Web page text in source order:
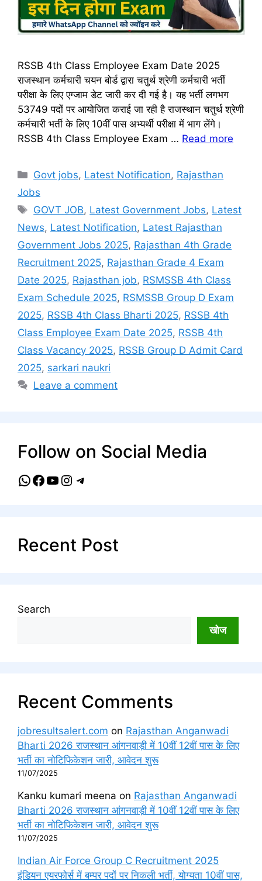
RSSB 4th Class Employee Exam Date 2025
राजस्थान कर्मचारी चयन बोर्ड द्वारा चतुर्थ श्रेणी कर्मचारी भर्ती
परीक्षा के लिए एग्जाम डेट जारी कर दी गई है। यह भर्ती लगभग
53749 पदों पर आयोजित कराई जा रही है राजस्थान चतुर्थ श्रेणी
कर्मचारी भर्ती के लिए 10वीं पास अभ्यर्थी परीक्षा में भाग लेंगे।
RSSB 4th Class Employee Exam … Read more
Categories
Govt jobs, Latest Notification, Rajasthan
Jobs
Tags
GOVT JOB, Latest Government Jobs, Latest
News, Latest Notification, Latest Rajasthan
Government Jobs 2025, Rajasthan 4th Grade
Recruitment 2025, Rajasthan Grade 4 Exam
Date 2025, Rajasthan job, RSMSSB 4th Class
Exam Schedule 2025, RSMSSB Group D Exam
2025, RSSB 4th Class Bharti 2025, RSSB 4th
Class Employee Exam Date 2025, RSSB 4th
Class Vacancy 2025, RSSB Group D Admit Card
2025, sarkari naukri
Leave a comment
Follow on Social Media
WhatsApp
Facebook
YouTube
Instagram
Telegram
Recent Post
Search
खोज
Recent Comments
jobresultsalert.com on Rajasthan Anganwadi
Bharti 2026 राजस्थान आंगनवाड़ी में 10वीं 12वीं पास के लिए
भर्ती का नोटिफिकेशन जारी, आवेदन शुरू
11/07/2025
Kanku kumari meena on Rajasthan Anganwadi
Bharti 2026 राजस्थान आंगनवाड़ी में 10वीं 12वीं पास के लिए
भर्ती का नोटिफिकेशन जारी, आवेदन शुरू
11/07/2025
Indian Air Force Group C Recruitment 2025
इंडियन एयरफोर्स में बम्पर पदों पर निकली भर्ती, योग्यता 10वीं पास,